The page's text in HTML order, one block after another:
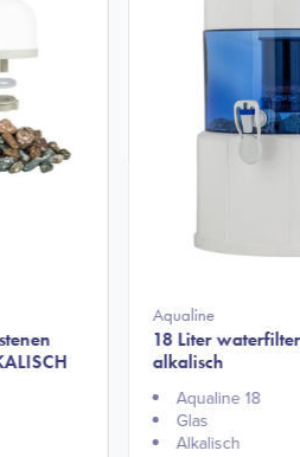
Aqualine
18 Liter
alkalisch
Aqualine 18
Glas
Alkalisch